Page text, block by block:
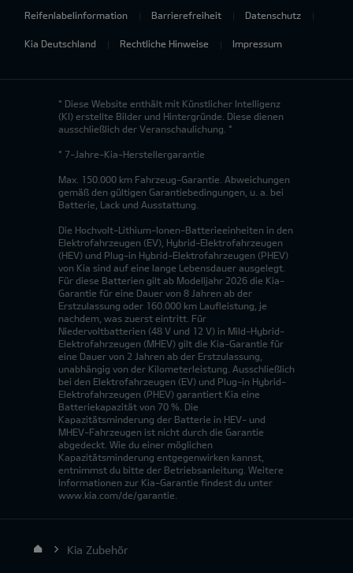
Reifenlabelinformation Barrierefreiheit Datenschutz
Kia Deutschland Rechtliche Hinweise Impressum
* Diese Website enthält mit Künstlicher Intelligenz
(KI) erstellte Bilder und Hintergründe. Diese dienen
ausschließlich der Veranschaulichung. *
* 7-Jahre-Kia-Herstellergarantie
Max. 150.000 km Fahrzeug-Garantie. Abweichungen
gemäß den gültigen Garantiebedingungen, u. a. bei
Batterie, Lack und Ausstattung.
Die Hochvolt-Lithium-Ionen-Batterieeinheiten in den
Elektrofahrzeugen (EV), Hybrid-Elektrofahrzeugen
(HEV) und Plug-in Hybrid-Elektrofahrzeugen (PHEV)
von Kia sind auf eine lange Lebensdauer ausgelegt.
Für diese Batterien gilt ab Modelljahr 2026 die Kia-
Garantie für eine Dauer von 8 Jahren ab der
Erstzulassung oder 160.000 km Laufleistung, je
nachdem, was zuerst eintritt. Für
Niedervoltbatterien (48 V und 12 V) in Mild-Hybrid-
Elektrofahrzeugen (MHEV) gilt die Kia-Garantie für
eine Dauer von 2 Jahren ab der Erstzulassung,
unabhängig von der Kilometerleistung. Ausschließlich
bei den Elektrofahrzeugen (EV) und Plug-in Hybrid-
Elektrofahrzeugen (PHEV) garantiert Kia eine
Batteriekapazität von 70 %. Die
Kapazitätsminderung der Batterie in HEV- und
MHEV-Fahrzeugen ist nicht durch die Garantie
abgedeckt. Wie du einer möglichen
Kapazitätsminderung entgegenwirken kannst,
entnimmst du bitte der Betriebsanleitung. Weitere
Informationen zur Kia-Garantie findest du unter
www.kia.com/de/garantie.
Kia Zubehör